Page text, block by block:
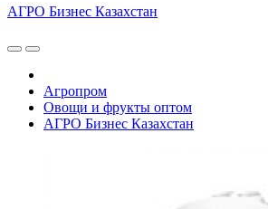
АГРО Бизнес Казахстан
Агропром
Овощи и фрукты оптом
АГРО Бизнес Казахстан